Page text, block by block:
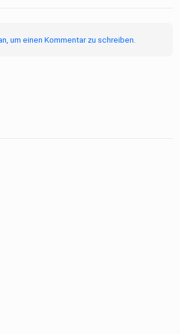
um einen Kommentar zu schreiben.